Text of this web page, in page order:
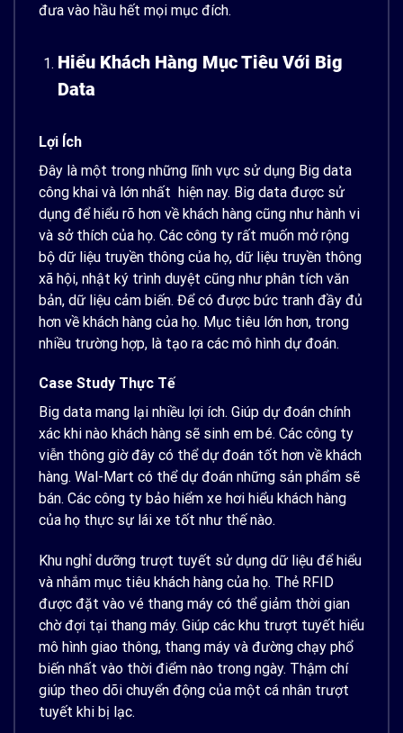
đưa vào hầu hết mọi mục đích.
Hiểu Khách Hàng Mục Tiêu Với Big
Data
Lợi Ích
Đây là một trong những lĩnh vực sử dụng Big data
công khai và lớn nhất hiện nay. Big data được sử
dụng để hiểu rõ hơn về khách hàng cũng như hành vi
và sở thích của họ. Các công ty rất muốn mở rộng
bộ dữ liệu truyền thông của họ, dữ liệu truyền thông
xã hội, nhật ký trình duyệt cũng như phân tích văn
bản, dữ liệu cảm biến. Để có được bức tranh đầy đủ
hơn về khách hàng của họ. Mục tiêu lớn hơn, trong
nhiều trường hợp, là tạo ra các mô hình dự đoán.
Case Study Thực Tế
Big data mang lại nhiều lợi ích. Giúp dự đoán chính
xác khi nào khách hàng sẽ sinh em bé. Các công ty
viễn thông giờ đây có thể dự đoán tốt hơn về khách
hàng. Wal-Mart có thể dự đoán những sản phẩm sẽ
bán. Các công ty bảo hiểm xe hơi hiểu khách hàng
của họ thực sự lái xe tốt như thế nào.
Khu nghỉ dưỡng trượt tuyết sử dụng dữ liệu để hiểu
và nhắm mục tiêu khách hàng của họ. Thẻ RFID
được đặt vào vé thang máy có thể giảm thời gian
chờ đợi tại thang máy. Giúp các khu trượt tuyết hiểu
mô hình giao thông, thang máy và đường chạy phổ
biến nhất vào thời điểm nào trong ngày. Thậm chí
giúp theo dõi chuyển động của một cá nhân trượt
tuyết khi bị lạc.